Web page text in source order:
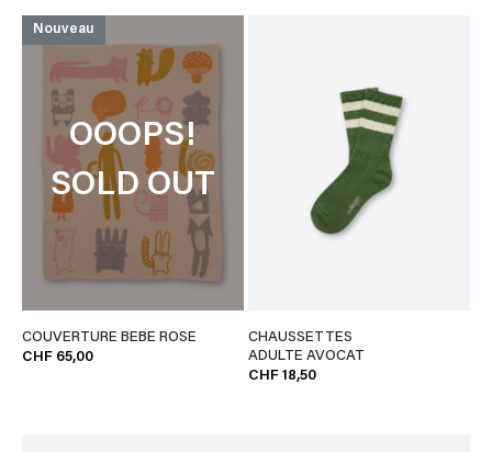
OOOPS!
SOLD OUT
Nouveau
COUVERTURE BEBE ROSE
CHF 65,00
CHAUSSETTES
ADULTE AVOCAT
CHF 18,50